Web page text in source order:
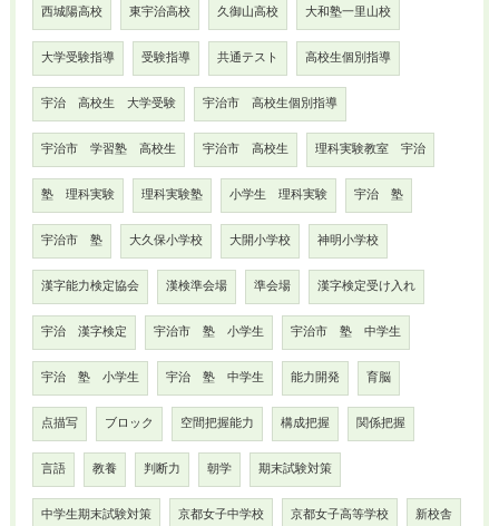
西城陽高校 東宇治高校 久御山高校 大和塾一里山校
大学受験指導 受験指導 共通テスト 高校生個別指導
宇治 高校生 大学受験 宇治市 高校生個別指導
宇治市 学習塾 高校生 宇治市 高校生 理科実験教室 宇治
塾 理科実験 理科実験塾 小学生 理科実験 宇治 塾
宇治市 塾 大久保小学校 大開小学校 神明小学校
漢字能力検定協会 漢検準会場 準会場 漢字検定受け入れ
宇治 漢字検定 宇治市 塾 小学生 宇治市 塾 中学生
宇治 塾 小学生 宇治 塾 中学生 能力開発 育脳
点描写 ブロック 空間把握能力 構成把握 関係把握
言語 教養 判断力 朝学 期末試験対策
中学生期末試験対策 京都女子中学校 京都女子高等学校 新校舎